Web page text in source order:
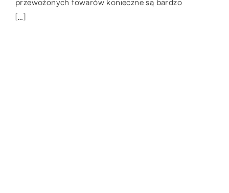
gastronomicznych, które […]
przewożonych towarów konieczne są bardzo
[…]